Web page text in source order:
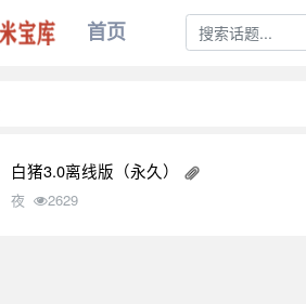
首页
白猪3.0离线版（永久）
夜 2629